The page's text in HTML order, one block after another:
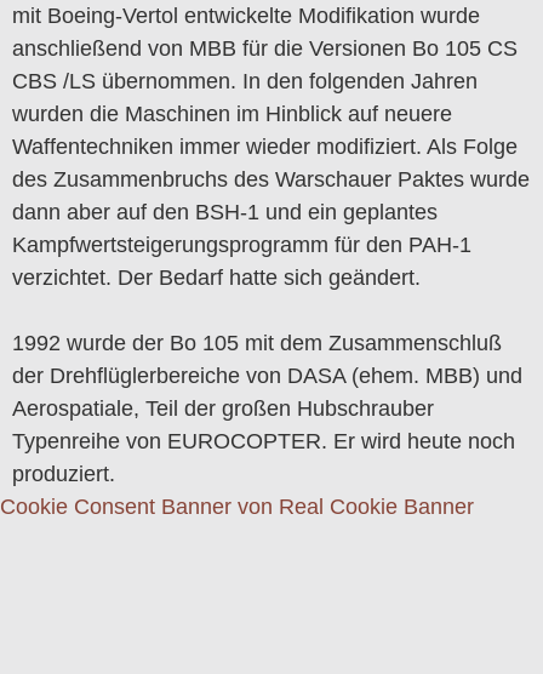
mit Boeing-Vertol entwickelte Modifikation wurde
anschließend von MBB für die Versionen Bo 105 CS
CBS /LS übernommen. In den folgenden Jahren
wurden die Maschinen im Hinblick auf neuere
Waffentechniken immer wieder modifiziert. Als Folge
des Zusammenbruchs des Warschauer Paktes wurde
dann aber auf den BSH-1 und ein geplantes
Kampfwertsteigerungsprogramm für den PAH-1
verzichtet. Der Bedarf hatte sich geändert.
1992 wurde der Bo 105 mit dem Zusammenschluß
der Drehflüglerbereiche von DASA (ehem. MBB) und
Aerospatiale, Teil der großen Hubschrauber
Typenreihe von EUROCOPTER. Er wird heute noch
produziert.
Cookie Consent Banner von Real Cookie Banner